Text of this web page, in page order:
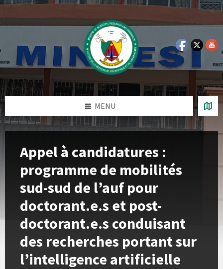
Skip
to
Skip
to
Skip
to
Skip
to
MENU
Appel à candidatures :
programme de mobilités
sud-sud de l’auf pour
doctorant.e.s et post-
doctorant.e.s conduisant
des recherches portant sur
l’intelligence artificielle